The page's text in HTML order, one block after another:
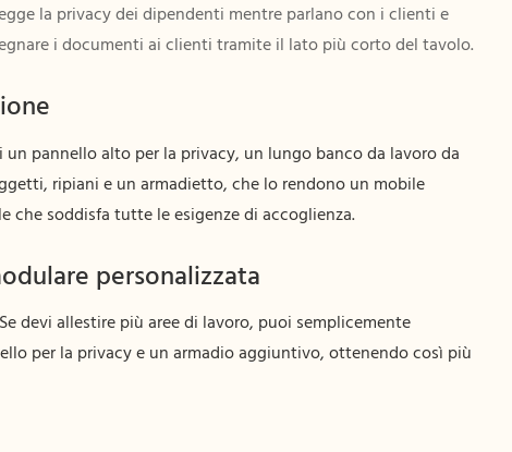
la privacy dei dipendenti mentre parlano con i clienti e
i documenti ai clienti tramite il lato più corto del tavolo.
pannello alto per la privacy, un lungo banco da lavoro da
ripiani e un armadietto, che lo rendono un mobile
che soddisfa tutte le esigenze di accoglienza.
personalizzata
devi allestire più aree di lavoro, puoi semplicemente
per la privacy e un armadio aggiuntivo, ottenendo così più